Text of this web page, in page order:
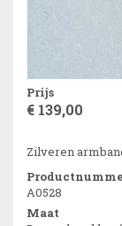
Prijs
€ 139,00
Zilveren
A0528
Maat